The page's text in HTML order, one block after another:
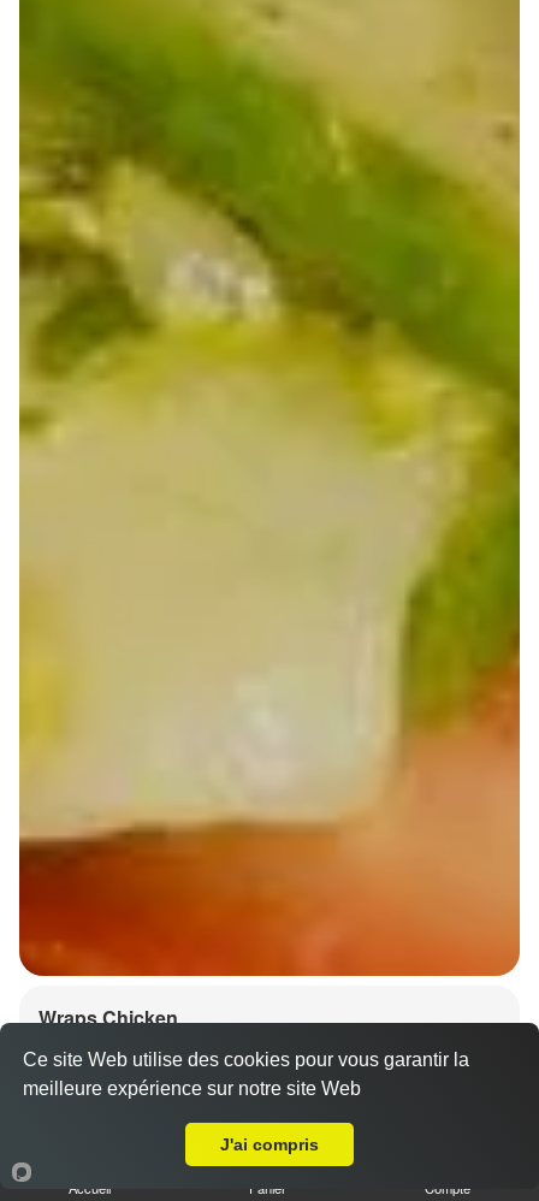
Wraps Chicken
8.50 €
Accueil Panier Compte
Ce site Web utilise des cookies pour vous garantir la
meilleure expérience sur notre site Web
J'ai compris